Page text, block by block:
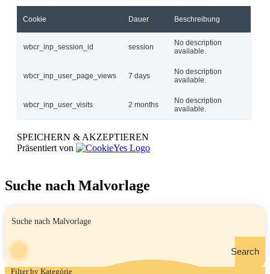
Cookie Dauer Beschreibung
wbcr_inp_session_id session
No description
available.
wbcr_inp_user_page_views 7 days
No description
available.
wbcr_inp_user_visits 2 months
No description
available.
SPEICHERN & AKZEPTIEREN
Präsentiert von
Suche nach Malvorlage
Search
Filter by Kategórie